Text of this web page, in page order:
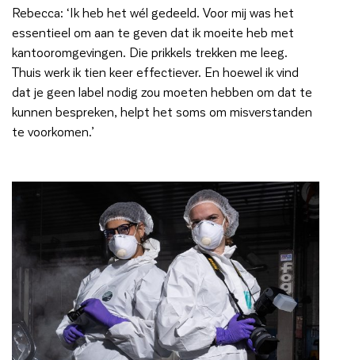
Rebecca: ‘Ik heb het wél gedeeld. Voor mij was het
essentieel om aan te geven dat ik moeite heb met
kantooromgevingen. Die prikkels trekken me leeg.
Thuis werk ik tien keer effectiever. En hoewel ik vind
dat je geen label nodig zou moeten hebben om dat te
kunnen bespreken, helpt het soms om misverstanden
te voorkomen.’